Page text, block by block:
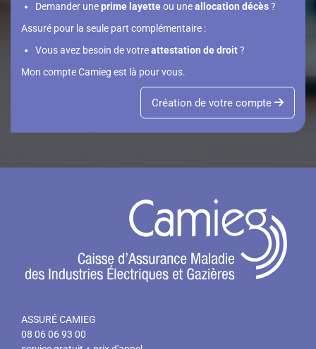
Demander uneprime layetteou uneallocation décès?
Assuré pour la seule part complémentaire :
Vous avez besoin de votreattestation de droit?
Mon compte Camieg est là pour vous.
Création de votre compte
ASSURÉ CAMIEG
08 06 06 93 00